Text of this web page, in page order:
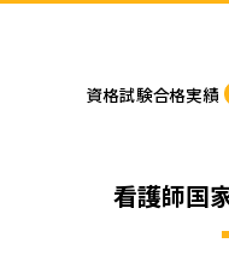
資格試験合格実績
看護師国